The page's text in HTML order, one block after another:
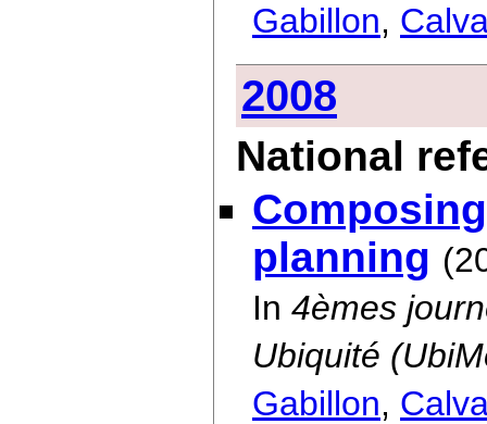
Gabillon,
2008
National
planning
In 4èmes
Ubiquité
Gabillon,